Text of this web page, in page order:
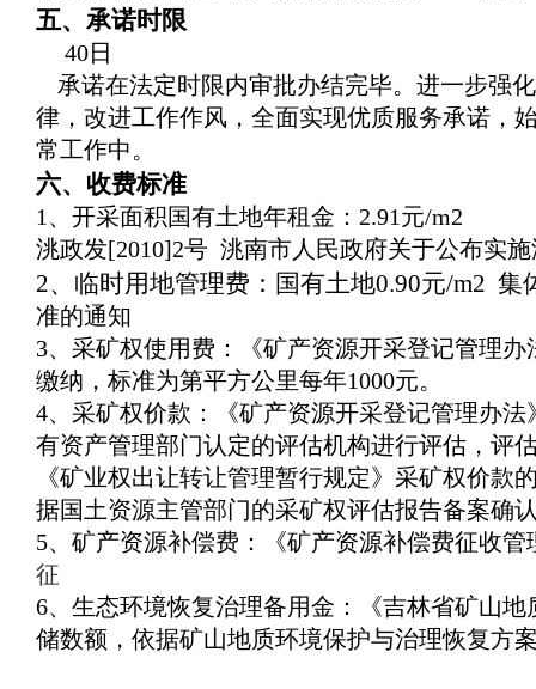
五、承诺时限
40日
承诺在法定时限内审批办结完毕。进一步强
律，改进工作作风，全面实现优质服务承诺，
常工作中。
六、收费标准
1 、开采面积国有土地年租金： 2.91元/m2
洮政发[2010]2号 洮南市人民政府关于公布实
2、临时用地管理费：国有土地0.90元/m2 集
准的通知
3、采矿权使用费：《矿产资源开采登记管理
缴纳，标准为第平方公里每年1000元。
4、采矿权价款：《矿产资源开采登记管理办
有资产管理部门认定的评估机构进行评估，评
《矿业权出让转让管理暂行规定》采矿权价
据国土资源主管部门的采矿权评估报告备案确
5、矿产资源补偿费：《矿产资源补偿费征收管
征
6、生态环境恢复治理备用金：《吉林省矿山
储数额，依据矿山地质环境保护与治理恢复方